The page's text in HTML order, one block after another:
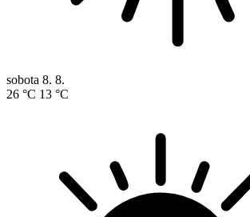
sobota 8. 8.
26 °C 13 °C